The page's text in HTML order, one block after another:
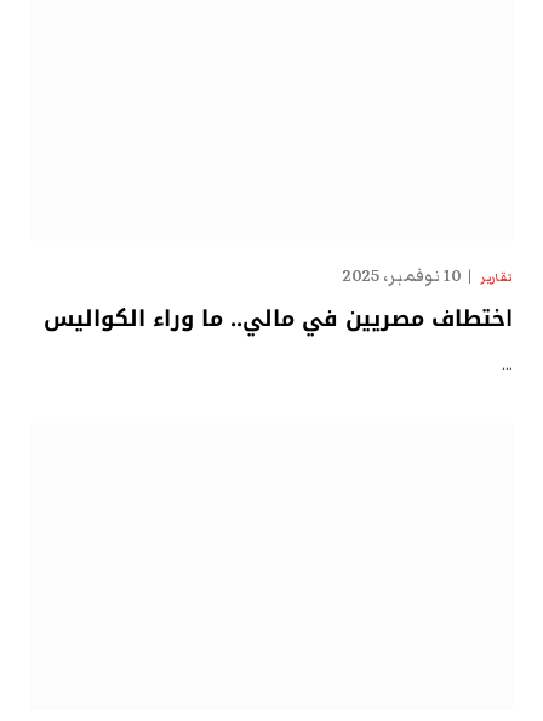
تقارير 10 نوفمبر، 2025
اختطاف مصريين في مالي.. ما وراء الكواليس
…